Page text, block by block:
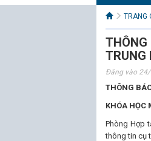
TRANG
THÔNG
TRUNG
Đăng vào
THÔNG
KHÓA HỌC
Phòng Hợp
thông tin cụ